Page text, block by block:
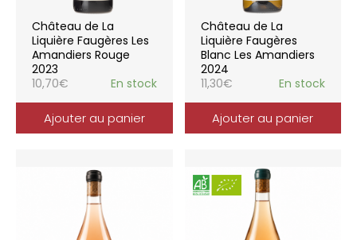
Château de La
Liquière Faugères Les
Amandiers Rouge
2023
10,70€ En stock
Ajouter au panier
Château de La
Liquière Faugères
Blanc Les Amandiers
2024
11,30€ En stock
Ajouter au panier